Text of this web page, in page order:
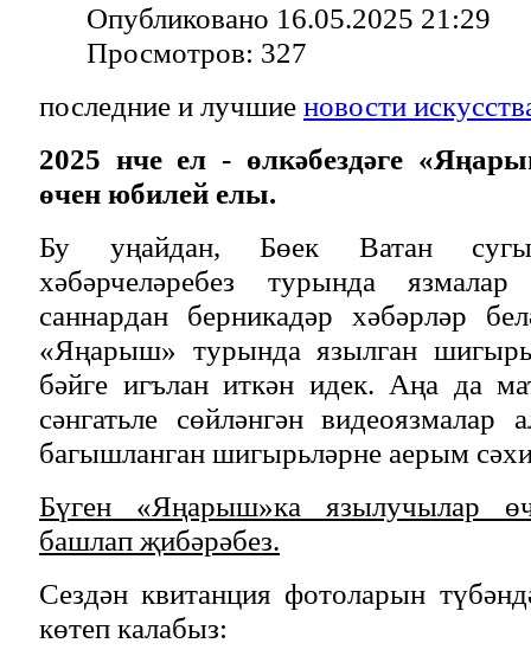
Опубликовано 16.05.2025 21:29
Просмотров: 327
последние и лучшие новости
2025 нче ел - өлкәбездәге
өчен юбилей елы.
Бу уңайдан, Бөек Ватан
хәбәрчеләребез турында
саннардан берникадәр хәбәрләр
«Яңарыш» турында язылган
бәйге игълан иткән идек. Аңа да
сәнгатьле сөйләнгән
багышланган шигырьләрне аерым
Бүген «Яңарыш»ка язылучылар
башлап җибәрәбез.
Сездән квитанция фотоларын
көтеп калабыз: